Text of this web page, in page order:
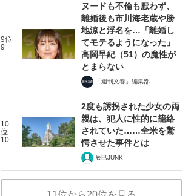
9位
9
ヌードも不倫も厭わず、
離婚後も市川海老蔵や勝
地涼と浮名を…「離婚し
てモテるようになった」
高岡早紀（51）の魔性が
とまらない
「週刊文春」編集部
10
位
10
2度も誘拐された少女の両
親は、犯人に性的に籠絡
されていた……全米を驚
愕させた事件とは
辰巳JUNK